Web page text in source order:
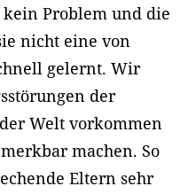
Problem und die
nicht eine von
gelernt. Wir
der
Welt vorkommen
machen. So
Eltern sehr